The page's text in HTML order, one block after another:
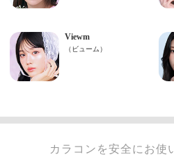
カラコンを安全にお使